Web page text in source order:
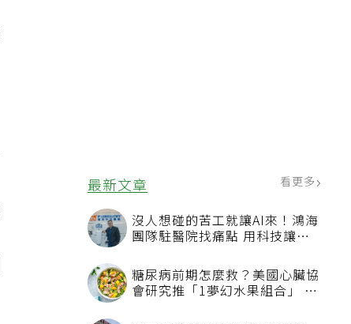
最新文章 看更多
沒人想碰的苦工就讓AI來！鴻海
團隊駐醫院找痛點 用科技讓醫
糖尿病前期怎麼救？美國心臟協
會研究推「1夢幻水果組合」 酪